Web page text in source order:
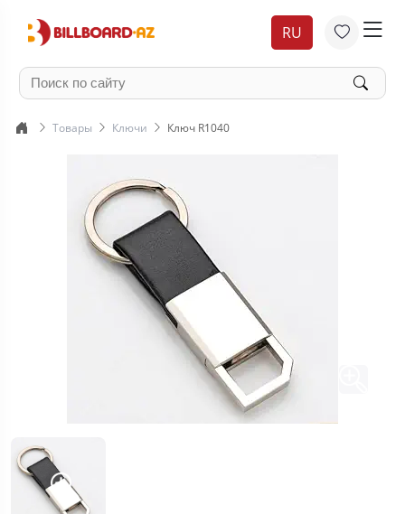
RU
Товары Ключи Ключ R1040